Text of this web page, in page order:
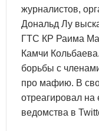
журналистов,
Дональд Лу
ГТС КР Раима
Камчи
борьбы с
про мафию. В
отреагировал на
ведомства в